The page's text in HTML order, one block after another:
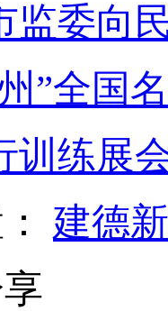
监委向
”全国
训练展
建德